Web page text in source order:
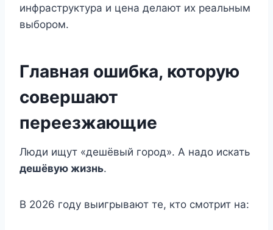
инфраструктура и цена делают их реальным
выбором.
Главная ошибка, которую
совершают
переезжающие
Люди ищут «дешёвый город». А надо искать
дешёвую жизнь.
В 2026 году выигрывают те, кто смотрит на: